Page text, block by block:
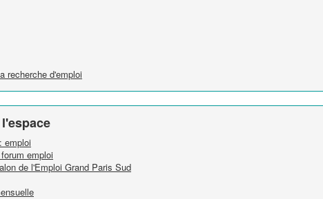
recherche d'emploi
emploi
emploi
de l'Emploi Grand Paris Sud